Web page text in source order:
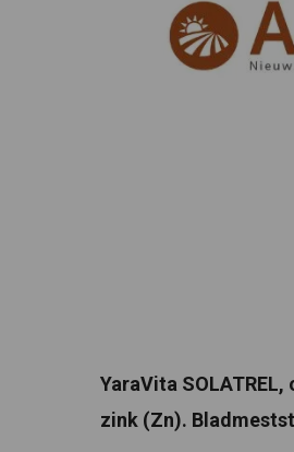
YaraVita
zink (Zn).